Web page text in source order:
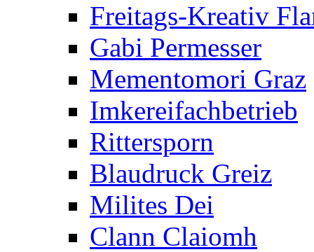
Freitags-Kreativ
Gabi Permesser
Mementomori Graz
Imkereifachbetrieb
Rittersporn
Blaudruck Greiz
Milites Dei
Clann Claiomh